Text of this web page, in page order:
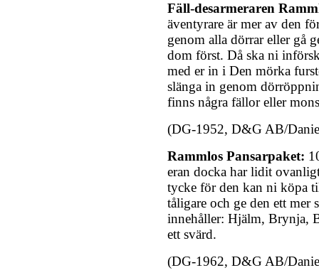
Fäll-desarmeraren
äventyrare är mer av den
genom alla dörrar eller gå
dom först. Då ska ni
med er in i Den mörka
slänga in genom
finns några fällor eller
(DG-1952, D&G AB/
Rammlos Pansarpaket:
eran docka har lidit
tycke för den kan ni köpa
tåligare och ge den ett mer
innehåller: Hjälm, Brynja,
ett svärd.
(DG-1962, D&G AB/